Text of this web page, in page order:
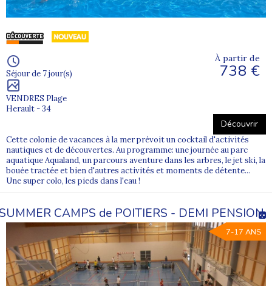
Séjour de 7 jour(s)
VENDRES Plage
Herault - 34
À partir de
738 €
Découvrir
Cette colonie de vacances à la mer prévoit un cocktail d'activités
nautiques et de découvertes. Au programme: une journée au parc
aquatique Aqualand, un parcours aventure dans les arbres, le jet ski, la
bouée tractée et bien d'autres activités et moments de détente...
Une super colo, les pieds dans l'eau !
CAMPS de POITIERS - DEMI PENSION
7-17 ANS